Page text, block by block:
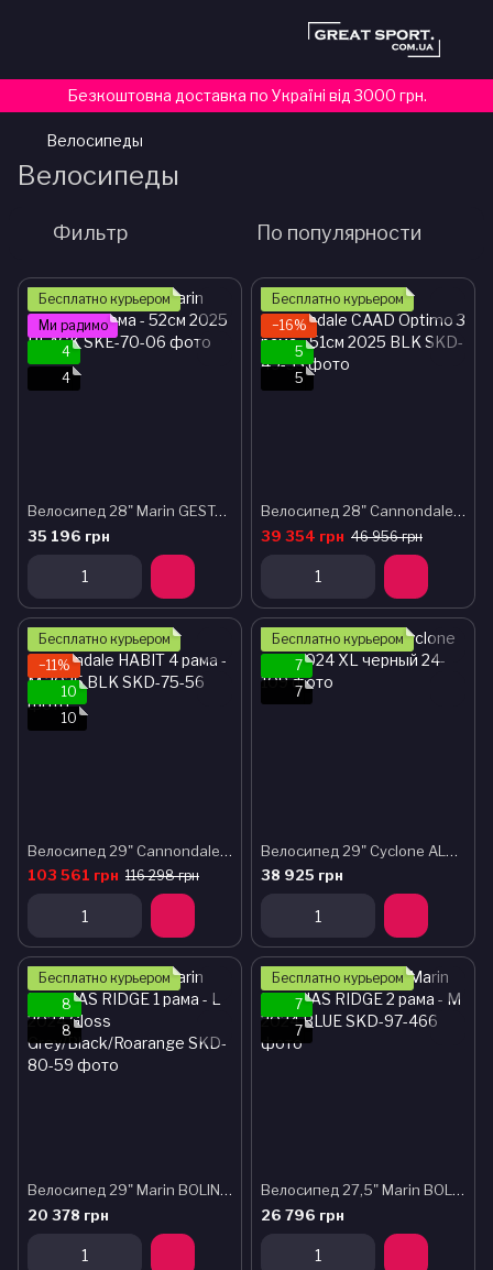
Безкоштовна доставка по Україні від 3000 грн.
Велосипеды
Велосипеды
Фильтр По популярности
Бесплатно курьером
Ми радимо
4
4
Велосипед 28" Marin GESTALT рама - 52см 2025 BLACK
35 196 грн
Бесплатно курьером
−16%
5
5
Велосипед 28" Cannondale CAAD Optimo 3 рама - 51см 2025 BLK
39 354 грн 46 956 грн
Бесплатно курьером
−11%
10
10
Велосипед 29" Cannondale HABIT 4 рама - M 2025 BLK
103 561 грн 116 298 грн
Подарок
Бесплатно курьером
7
7
Велосипед 29" Cyclone ALX 2024 XL черный
38 925 грн
Бесплатно курьером
8
8
Велосипед 29" Marin BOLINAS RIDGE 1 рама - L 2024 Gloss Grey/Black/Roarange
20 378 грн
Бесплатно курьером
7
7
Велосипед 27,5" Marin BOLINAS RIDGE 2 рама - M 2024 BLUE
26 796 грн